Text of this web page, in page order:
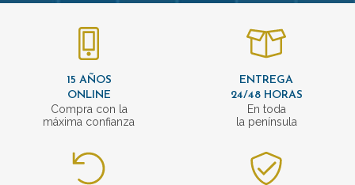
15 AÑOS
ONLINE
Compra con la
máxima confianza
ENTREGA
24/48 HORAS
En toda
la península